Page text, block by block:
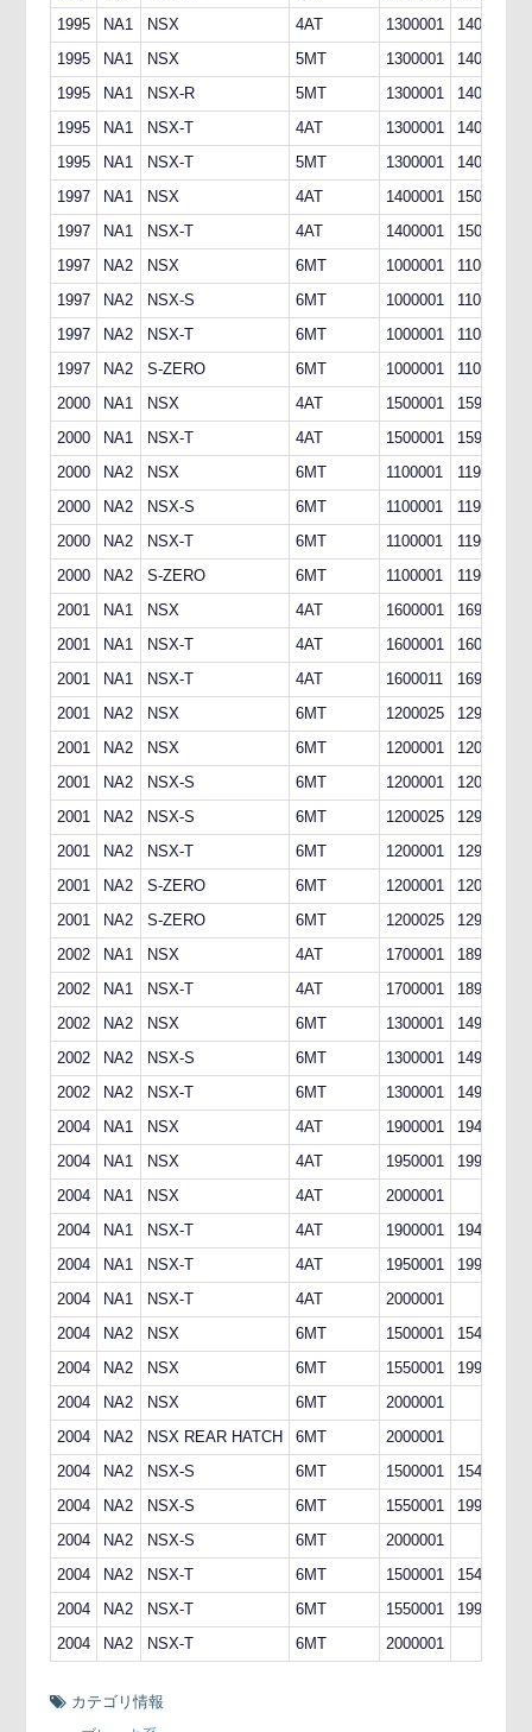
1995
NA1 NSX 4AT 1300001
1400000
1995
NA1 NSX 5MT 1300001
1400000
1995
NA1 NSX-R 5MT 1300001
1400000
1995
NA1 NSX-T 4AT 1300001
1400000
1995
NA1 NSX-T 5MT 1300001
1400000
1997
NA1 NSX 4AT 1400001
1500000
1997
NA1 NSX-T 4AT 1400001
1500000
1997
NA2 NSX 6MT 1000001
1100000
1997
NA2 NSX-S 6MT 1000001
1100000
1997
NA2 NSX-T 6MT 1000001
1100000
1997
NA2 S-ZERO 6MT 1000001
1100000
2000
NA1 NSX 4AT 1500001
1599999
2000
NA1 NSX-T 4AT 1500001
1599999
2000
NA2 NSX 6MT 1100001
1199999
2000
NA2 NSX-S 6MT 1100001
1199999
2000
NA2 NSX-T 6MT 1100001
1199999
2000
NA2 S-ZERO 6MT 1100001
1199999
2001
NA1 NSX 4AT 1600001
1699999
2001
NA1 NSX-T 4AT 1600001
1600010
2001
NA1 NSX-T 4AT 1600011
1699999
2001
NA2 NSX 6MT 1200025
1299999
2001
NA2 NSX 6MT 1200001
1200024
2001
NA2 NSX-S 6MT 1200001
1200024
2001
NA2 NSX-S 6MT 1200025
1299999
2001
NA2 NSX-T 6MT 1200001
1299999
2001
NA2 S-ZERO 6MT 1200001
1200024
2001
NA2 S-ZERO 6MT 1200025
1299999
2002
NA1 NSX 4AT 1700001
1899999
2002
NA1 NSX-T 4AT 1700001
1899999
2002
NA2 NSX 6MT 1300001
1499999
2002
NA2 NSX-S 6MT 1300001
1499999
2002
NA2 NSX-T 6MT 1300001
1499999
2004
NA1 NSX 4AT 1900001
1949999
2004
NA1 NSX 4AT 1950001
1999999
2004
NA1 NSX 4AT
2000001
2004
NA1 NSX-T 4AT 1900001
1949999
2004
NA1 NSX-T 4AT 1950001
1999999
2004
NA1 NSX-T 4AT
2000001
2004
NA2 NSX 6MT 1500001
1549999
2004
NA2 NSX 6MT 1550001
1999999
2004
NA2 NSX 6MT
2000001
2004
NA2 NSX REAR HATCH 6MT
2000001
2004
NA2 NSX-S 6MT 1500001
1549999
2004
NA2 NSX-S 6MT 1550001
1999999
2004
NA2 NSX-S 6MT
2000001
2004
NA2 NSX-T 6MT 1500001
1549999
2004
NA2 NSX-T 6MT 1550001
1999999
2004
NA2 NSX-T 6MT 2000001
カテゴリ情報